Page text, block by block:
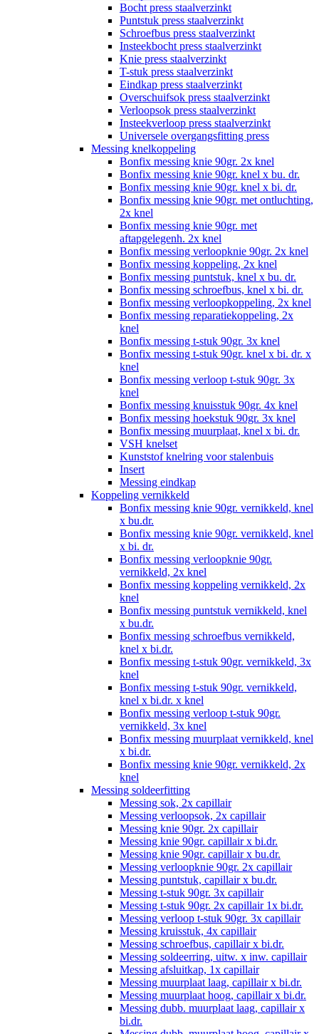
Bocht press staalverzinkt
Puntstuk press staalverzinkt
Schroefbus press staalverzinkt
Insteekbocht press staalverzinkt
Knie press staalverzinkt
T-stuk press staalverzinkt
Eindkap press staalverzinkt
Overschuifsok press staalverzinkt
Verloopsok press staalverzinkt
Insteekverloop press staalverzinkt
Universele overgangsfitting press
Messing knelkoppeling
Bonfix messing knie 90gr. 2x knel
Bonfix messing knie 90gr. knel x bu. dr.
Bonfix messing knie 90gr. knel x bi. dr.
Bonfix messing knie 90gr. met ontluchting,
2x knel
Bonfix messing knie 90gr. met
aftapgelegenh. 2x knel
Bonfix messing verloopknie 90gr. 2x knel
Bonfix messing koppeling, 2x knel
Bonfix messing puntstuk, knel x bu. dr.
Bonfix messing schroefbus, knel x bi. dr.
Bonfix messing verloopkoppeling, 2x knel
Bonfix messing reparatiekoppeling, 2x
knel
Bonfix messing t-stuk 90gr. 3x knel
Bonfix messing t-stuk 90gr. knel x bi. dr. x
knel
Bonfix messing verloop t-stuk 90gr. 3x
knel
Bonfix messing knuisstuk 90gr. 4x knel
Bonfix messing hoekstuk 90gr. 3x knel
Bonfix messing muurplaat, knel x bi. dr.
VSH knelset
Kunststof knelring voor stalenbuis
Insert
Messing eindkap
Koppeling vernikkeld
Bonfix messing knie 90gr. vernikkeld, knel
x bu.dr.
Bonfix messing knie 90gr. vernikkeld, knel
x bi. dr.
Bonfix messing verloopknie 90gr.
vernikkeld, 2x knel
Bonfix messing koppeling vernikkeld, 2x
knel
Bonfix messing puntstuk vernikkeld, knel
x bu.dr.
Bonfix messing schroefbus vernikkeld,
knel x bi.dr.
Bonfix messing t-stuk 90gr. vernikkeld, 3x
knel
Bonfix messing t-stuk 90gr. vernikkeld,
knel x bi.dr. x knel
Bonfix messing verloop t-stuk 90gr.
vernikkeld, 3x knel
Bonfix messing muurplaat vernikkeld, knel
x bi.dr.
Bonfix messing knie 90gr. vernikkeld, 2x
knel
Messing soldeerfitting
Messing sok, 2x capillair
Messing verloopsok, 2x capillair
Messing knie 90gr. 2x capillair
Messing knie 90gr. capillair x bi.dr.
Messing knie 90gr. capillair x bu.dr.
Messing verloopknie 90gr. 2x capillair
Messing puntstuk, capillair x bu.dr.
Messing t-stuk 90gr. 3x capillair
Messing t-stuk 90gr. 2x capillair 1x bi.dr.
Messing verloop t-stuk 90gr. 3x capillair
Messing kruisstuk, 4x capillair
Messing schroefbus, capillair x bi.dr.
Messing soldeerring, uitw. x inw. capillair
Messing afsluitkap, 1x capillair
Messing muurplaat laag, capillair x bi.dr.
Messing muurplaat hoog, capillair x bi.dr.
Messing dubb. muurplaat laag, capillair x
bi.dr.